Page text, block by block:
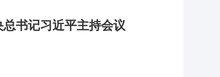
书记习近平主持会议